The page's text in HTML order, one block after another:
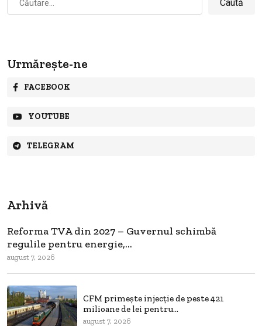
după:
Urmărește-ne
FACEBOOK
YOUTUBE
TELEGRAM
Arhivă
Reforma TVA din 2027 – Guvernul schimbă
regulile pentru energie,...
august 7, 2026
CFM primește injecție de peste 421
milioane de lei pentru...
august 7, 2026